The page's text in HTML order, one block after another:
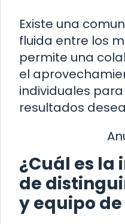
Existe una
fluida entre los
permite una
el
individuales
resultados
¿Cuál es
de
y equipo